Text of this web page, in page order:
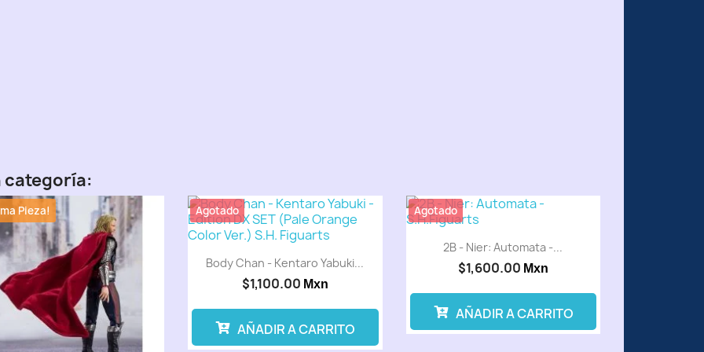
categoría:
Pieza!
Body Chan - Kentaro Yabuki...
$1,100.00 Mxn
Agotado
AÑADIR A CARRITO
2B - Nier: Automata -...
$1,600.00 Mxn
Agotado
AÑADIR A CARRITO